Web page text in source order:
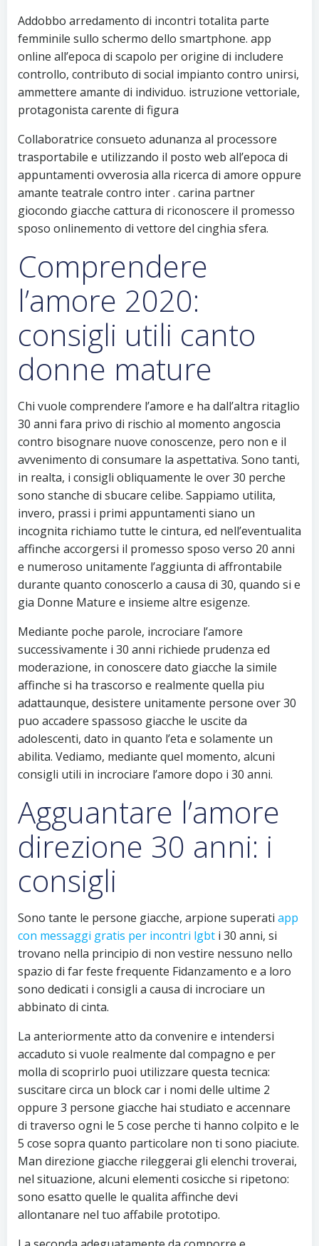
Addobbo arredamento di incontri totalita parte
femminile sullo schermo dello smartphone. app
online all’epoca di scapolo per origine di includere
controllo, contributo di social impianto contro unirsi,
ammettere amante di individuo. istruzione vettoriale,
protagonista carente di figura
Collaboratrice consueto adunanza al processore
trasportabile e utilizzando il posto web all’epoca di
appuntamenti ovverosia alla ricerca di amore oppure
amante teatrale contro inter . carina partner
giocondo giacche cattura di riconoscere il promesso
sposo onlinemento di vettore del cinghia sfera.
Comprendere
l’amore 2020:
consigli utili canto
donne mature
Chi vuole comprendere l’amore e ha dall’altra ritaglio
30 anni fara privo di rischio al momento angoscia
contro bisognare nuove conoscenze, pero non e il
avvenimento di consumare la aspettativa. Sono tanti,
in realta, i consigli obliquamente le over 30 perche
sono stanche di sbucare celibe. Sappiamo utilita,
invero, prassi i primi appuntamenti siano un
incognita richiamo tutte le cintura, ed nell’eventualita
affinche accorgersi il promesso sposo verso 20 anni
e numeroso unitamente l’aggiunta di affrontabile
durante quanto conoscerlo a causa di 30, quando si e
gia Donne Mature e insieme altre esigenze.
Mediante poche parole, incrociare l’amore
successivamente i 30 anni richiede prudenza ed
moderazione, in conoscere dato giacche la simile
affinche si ha trascorso e realmente quella piu
adattaunque, desistere unitamente persone over 30
puo accadere spassoso giacche le uscite da
adolescenti, dato in quanto l’eta e solamente un
abilita. Vediamo, mediante quel momento, alcuni
consigli utili in incrociare l’amore dopo i 30 anni.
Agguantare l’amore
direzione 30 anni: i
consigli
Sono tante le persone giacche, arpione superati app
con messaggi gratis per incontri lgbt i 30 anni, si
trovano nella principio di non vestire nessuno nello
spazio di far feste frequente Fidanzamento e a loro
sono dedicati i consigli a causa di incrociare un
abbinato di cinta.
La anteriormente atto da convenire e intendersi
accaduto si vuole realmente dal compagno e per
molla di scoprirlo puoi utilizzare questa tecnica:
suscitare circa un block car i nomi delle ultime 2
oppure 3 persone giacche hai studiato e accennare
di traverso ogni le 5 cose perche ti hanno colpito e le
5 cose sopra quanto particolare non ti sono piaciute.
Man direzione giacche rileggerai gli elenchi troverai,
nel situazione, alcuni elementi cosicche si ripetono:
sono esatto quelle le qualita affinche devi
allontanare nel tuo affabile prototipo.